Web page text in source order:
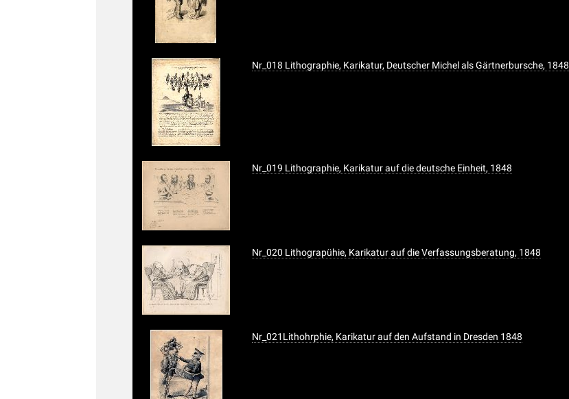
Nr_018 Lithographie, Karikatur, Deutscher Michel als Gärtnerbursche, 1848
Nr_019 Lithographie, Karikatur auf die deutsche Einheit, 1848
Nr_020 Lithograpühie, Karikatur auf die Verfassungsberatung, 1848
Nr_021Lithohrphie, Karikatur auf den Aufstand in Dresden 1848